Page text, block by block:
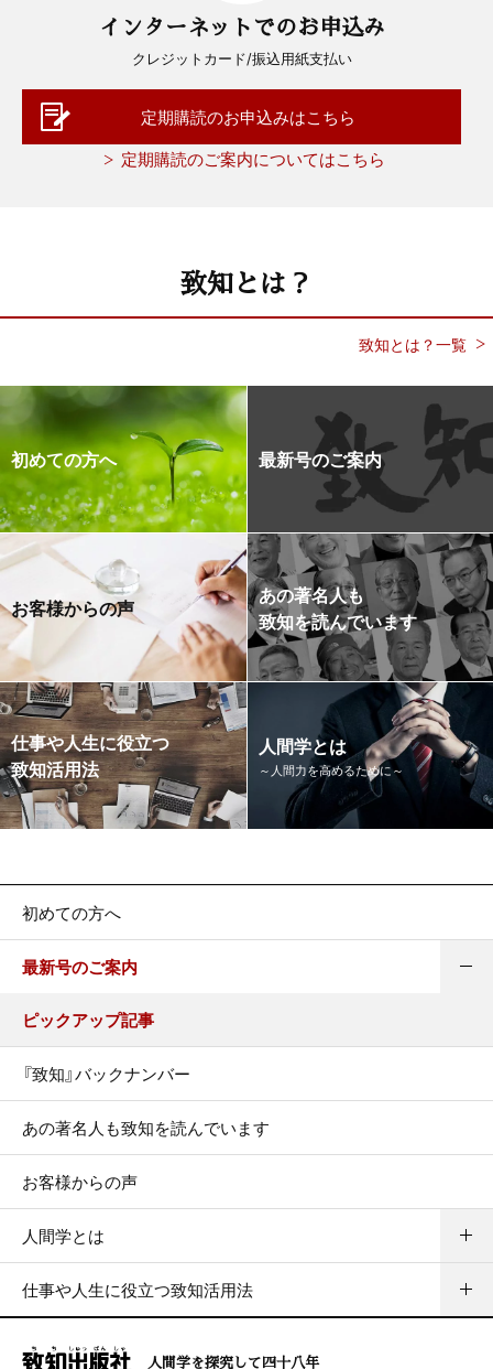
インターネットでのお申込み
クレジットカード/振込用紙支払い
定期購読のお申込みはこちら
定期購読のご案内についてはこちら
致知とは？
致知とは？一覧
初めての方へ 最新号のご案内
お客様からの声
あの著名人も
致知を読んでいます
仕事や人生に役立つ
致知活用法
人間学とは
～人間力を高めるために～
初めての方へ
最新号のご案内
ピックアップ記事
『致知』バックナンバー
あの著名人も致知を読んでいます
お客様からの声
人間学とは
仕事や人生に役立つ致知活用法
人間学を探究して四十八年